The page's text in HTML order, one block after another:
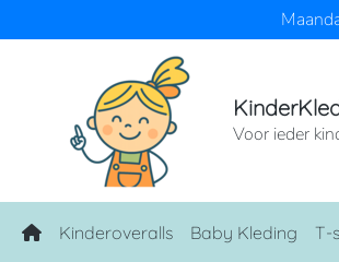
Voor ieder
Home
Kinderoveralls Baby Kleding T-